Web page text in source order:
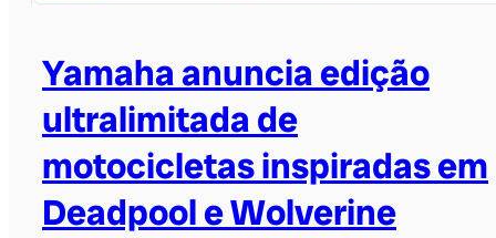
Yamaha anuncia edição
ultralimitada de
motocicletas inspiradas em
Deadpool e Wolverine